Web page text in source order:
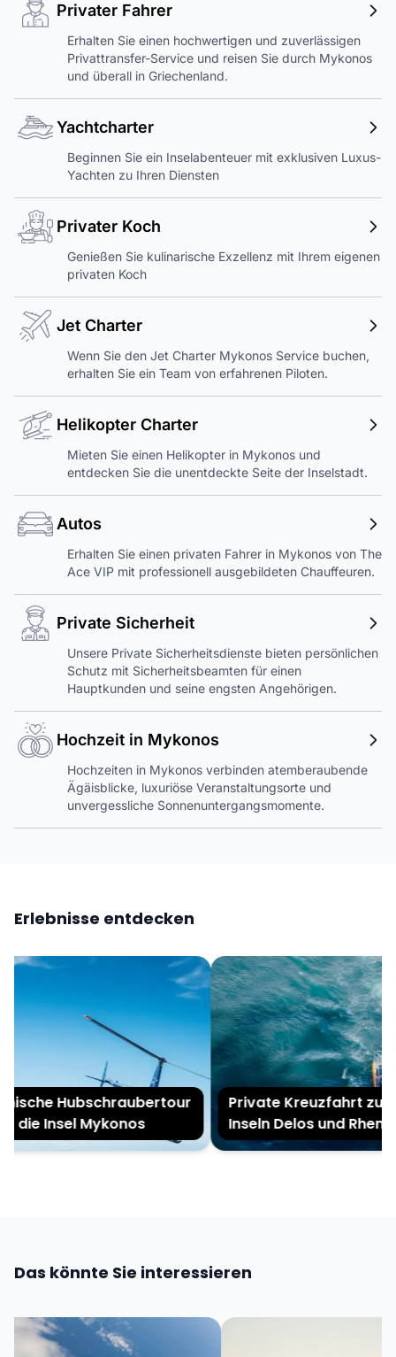
Privater Fahrer
Erhalten Sie einen hochwertigen und zuverlässigen
Privattransfer-Service und reisen Sie durch Mykonos
und überall in Griechenland.
Yachtcharter
Beginnen Sie ein Inselabenteuer mit exklusiven Luxus-
Yachten zu Ihren Diensten
Privater Koch
Genießen Sie kulinarische Exzellenz mit Ihrem eigenen
privaten Koch
Jet Charter
Wenn Sie den Jet Charter Mykonos Service buchen,
erhalten Sie ein Team von erfahrenen Piloten.
Helikopter Charter
Mieten Sie einen Helikopter in Mykonos und
entdecken Sie die unentdeckte Seite der Inselstadt.
Autos
Erhalten Sie einen privaten Fahrer in Mykonos von The
Ace VIP mit professionell ausgebildeten Chauffeuren.
Private Sicherheit
Unsere Private Sicherheitsdienste bieten persönlichen
Schutz mit Sicherheitsbeamten für einen
Hauptkunden und seine engsten Angehörigen.
Hochzeit in Mykonos
Hochzeiten in Mykonos verbinden atemberaubende
Ägäisblicke, luxuriöse Veranstaltungsorte und
unvergessliche Sonnenuntergangsmomente.
Erlebnisse entdecken
Hubschraubertour
die Insel Mykonos
Private Kreuzfahrt zu
Inseln Delos und Rhenia
Das könnte Sie interessieren